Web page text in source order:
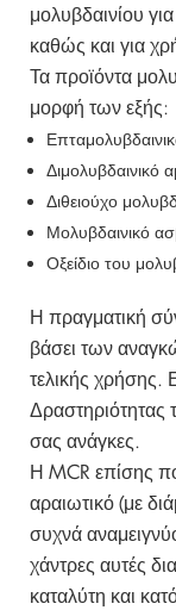
μολυβδαινίου
καθώς και για
Τα προϊόντα
μορφή των εξής:
Διμολυβδαινικό
Διθειούχο
Μολυβδαινικό
Οξείδιο του
Η πραγματική
βάσει των
τελικής χρήσης.
Δραστηριότητας
σας ανάγκες.
Η MCR επίσης
αραιωτικό (με
συχνά
χάντρες αυτές
καταλύτη και